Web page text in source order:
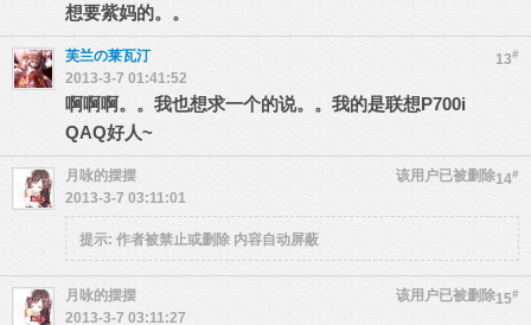
想要紫妈的。。
13#
芙兰の莱瓦汀
2013-3-7 01:41:52
啊啊啊。。我也想求一个的说。。我的是联想P700i
QAQ好人~
14#
月咏的摆摆
该用户已被删除
2013-3-7 03:11:01
提示: 作者被禁止或删除 内容自动屏蔽
15#
月咏的摆摆
该用户已被删除
2013-3-7 03:11:27